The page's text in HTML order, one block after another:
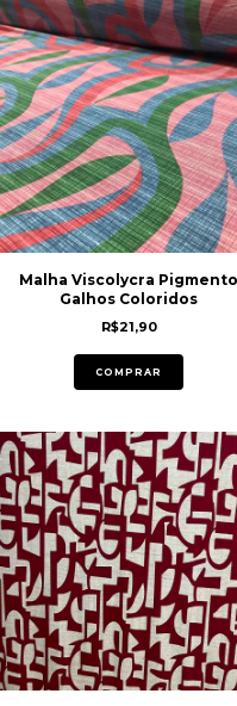
Malha Viscolycra Pigmento
Galhos Coloridos
R$21,90
COMPRAR